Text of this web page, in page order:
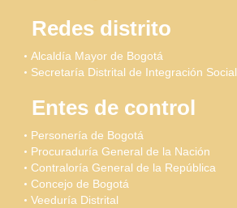
Redes distrito
Alcaldía Mayor de Bogotá
Secretaría Distrital de Integración Social
Entes de control
Personería de Bogotá
Procuraduría General de la Nación
Contraloría General de la República
Concejo de Bogotá
Veeduría Distrital